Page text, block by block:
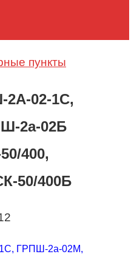
пункты
02-1С,
2а-02Б
400,
50/400Б